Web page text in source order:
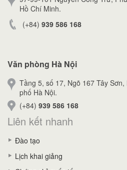
Hồ Chí Minh.
(+84) 939 586 168
Văn phòng Hà Nội
Tầng 5, số 17, Ngõ 167 Tây
phố Hà Nội.
(+84) 939 586 168
Liên kết nhanh
Đào tạo
Lịch khai giảng